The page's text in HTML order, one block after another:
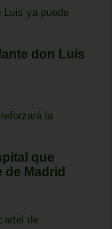
don Luis
que
Madrid